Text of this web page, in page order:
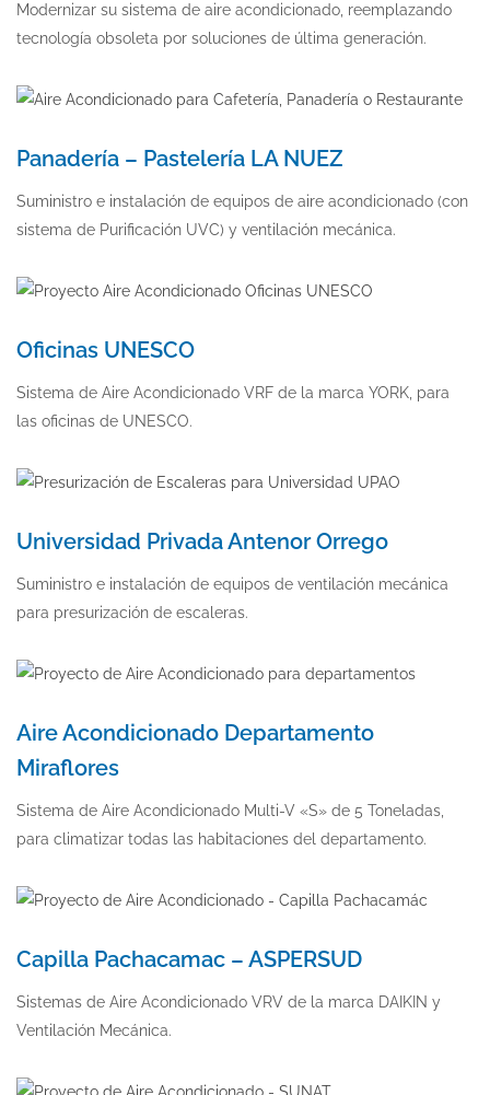
Modernizar su sistema de aire acondicionado, reemplazando
tecnología obsoleta por soluciones de última generación.
Panadería – Pastelería LA NUEZ
Suministro e instalación de equipos de aire acondicionado (con
sistema de Purificación UVC) y ventilación mecánica.
Oficinas UNESCO
Sistema de Aire Acondicionado VRF de la marca YORK, para
las oficinas de UNESCO.
Universidad Privada Antenor Orrego
Suministro e instalación de equipos de ventilación mecánica
para presurización de escaleras.
Aire Acondicionado Departamento
Miraflores
Sistema de Aire Acondicionado Multi-V «S» de 5 Toneladas,
para climatizar todas las habitaciones del departamento.
Capilla Pachacamac – ASPERSUD
Sistemas de Aire Acondicionado VRV de la marca DAIKIN y
Ventilación Mecánica.